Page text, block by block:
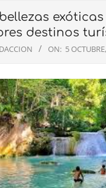
bellezas
destinos
ON: 5